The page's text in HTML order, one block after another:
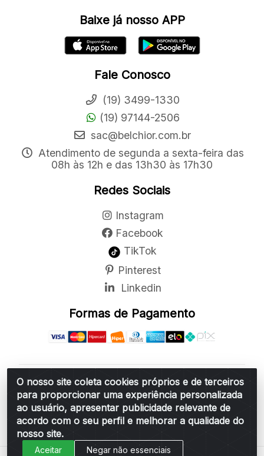
O nosso site coleta cookies próprios e de terceiros
para proporcionar uma experiência personalizada
ao usuário, apresentar publicidade relevante de
acordo com o seu perfil e melhorar a qualidade do
nosso site.
Aceitar Negar não essenciais
Baixe já nosso APP
Fale Conosco
(19) 3499-1330
(19) 97144-2506
sac@belchior.com.br
Atendimento de segunda a sexta-feira das
08h às 12h e das 13h30 às 17h30
Redes Sociais
Instagram
Facebook
TikTok
Pinterest
Linkedin
Formas de Pagamento
Belchior Cortinas e Acessórios LTDA - R: Rua
Vereador Sérgio Leopoldino Alves, 876 - Santa
Bárbara d'Oeste/SP - CEP 13.456-166 - CNPJ
06.314.073/0001-34